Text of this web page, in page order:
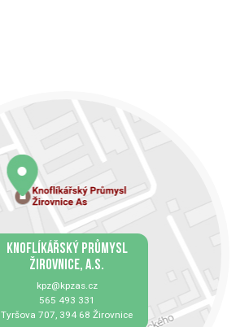
KNOFLÍKÁŘSKÝ PRŮMYSL
ŽIROVNICE, A.S.
kpz@kpzas.cz
565 493 331
Tyršova 707, 394 68 Žirovnice